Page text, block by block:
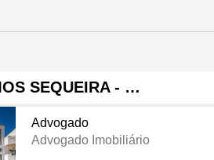
SEQUEIRA - …
Advogado
Advogado Imobiliário